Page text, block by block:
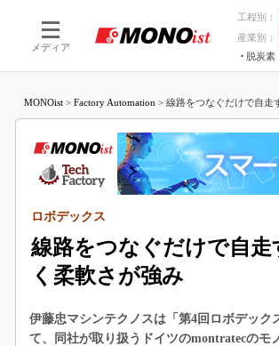
メディア
工程別：
産業別：
脱炭素
つながる工場
つながるサービス
AI×設備保全
Physical AI
MONOist > Factory Automation > 線路をつなぐだけで自走
線路をつなぐだけで自
く柔軟さが強み
ロボデックス
伊藤忠マシンテクノスは「第4回ロボデック
て、同社が取り扱うドイツのmontratecのモ